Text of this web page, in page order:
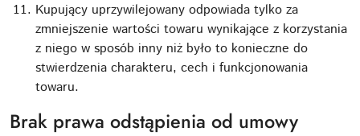
Kupujący uprzywilejowany odpowiada tylko za
zmniejszenie wartości towaru wynikające z korzystania
z niego w sposób inny niż było to konieczne do
stwierdzenia charakteru, cech i funkcjonowania
towaru.
Brak prawa odstąpienia od umowy